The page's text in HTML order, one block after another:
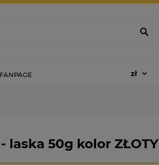
FANPAGE
laska 50g kolor ZŁOTY